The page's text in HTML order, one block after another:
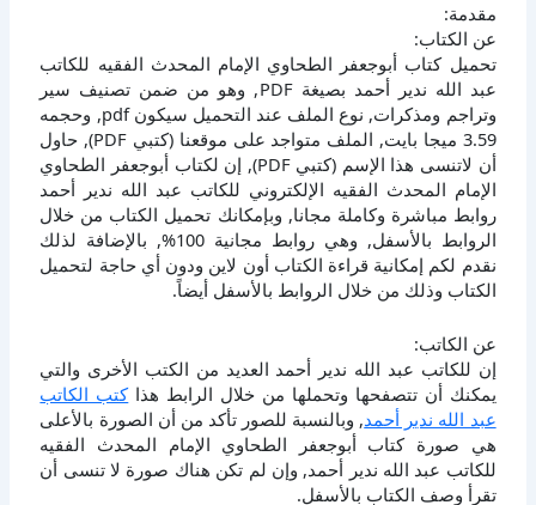
مقدمة:
عن الكتاب:
تحميل كتاب أبوجعفر الطحاوي الإمام المحدث الفقيه للكاتب
عبد الله ندير أحمد بصيغة PDF, وهو من ضمن تصنيف سير
وتراجم ومذكرات, نوع الملف عند التحميل سيكون pdf, وحجمه
3.59 ميجا بايت, الملف متواجد على موقعنا (كتبي PDF), حاول
أن لاتنسى هذا الإسم (كتبي PDF), إن لكتاب أبوجعفر الطحاوي
الإمام المحدث الفقيه الإلكتروني للكاتب عبد الله ندير أحمد
روابط مباشرة وكاملة مجانا, وبإمكانك تحميل الكتاب من خلال
الروابط بالأسفل, وهي روابط مجانية 100%, بالإضافة لذلك
نقدم لكم إمكانية قراءة الكتاب أون لاين ودون أي حاجة لتحميل
الكتاب وذلك من خلال الروابط بالأسفل أيضاً.
عن الكاتب:
إن للكاتب عبد الله ندير أحمد العديد من الكتب الأخرى والتي
يمكنك أن تتصفحها وتحملها من خلال الرابط هذاكتب الكاتب
عبد الله ندير أحمد, وبالنسبة للصور تأكد من أن الصورة بالأعلى
هي صورة كتاب أبوجعفر الطحاوي الإمام المحدث الفقيه
للكاتب عبد الله ندير أحمد, وإن لم تكن هناك صورة لا تنسى أن
تقرأ وصف الكتاب بالأسفل.